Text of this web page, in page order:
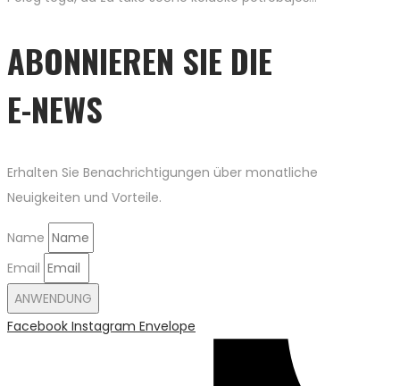
ABONNIEREN SIE DIE
E-NEWS
Erhalten Sie Benachrichtigungen über monatliche
Neuigkeiten und Vorteile.
Name
Email
ANWENDUNG
Facebook Instagram Envelope